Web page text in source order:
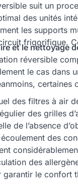
suit un
des unités
les supports
frigorifique.
et le nettoyage
réversible
le cas dans
des filtres à air
des grilles
de l’absence
des
des
le confort